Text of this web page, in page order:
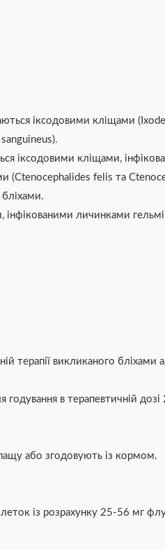
іксодовими кліщами
іксодовими кліщами,
(Ctenocephalides felis та
інфікованими личинками
терапії викликаного бліхами
годування в терапевтичній
або згодовують із кормом.
із розрахунку 25-56 мг